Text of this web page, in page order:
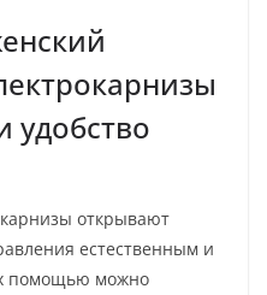
удобство
открывают
естественным и
помощью можно